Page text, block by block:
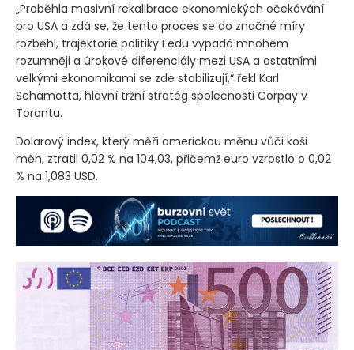
„Proběhla masivní rekalibrace ekonomických očekávání
pro USA a zdá se, že tento proces se do značné míry
rozběhl, trajektorie politiky Fedu vypadá mnohem
rozumněji a úrokové diferenciály mezi USA a ostatními
velkými ekonomikami se zde stabilizují,“ řekl Karl
Schamotta, hlavní tržní stratég společnosti Corpay v
Torontu.
Dolarový index, který měří americkou měnu vůči koši
měn, ztratil 0,02 % na 104,03, přičemž euro vzrostlo o 0,02
% na 1,083 USD.